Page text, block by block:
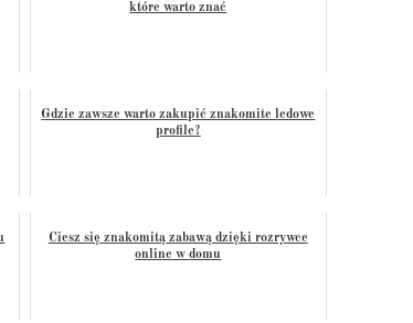
które warto znać
Gdzie zawsze warto zakupić znakomite ledowe
profile?
Ciesz się znakomitą zabawą dzięki rozrywce
online w domu